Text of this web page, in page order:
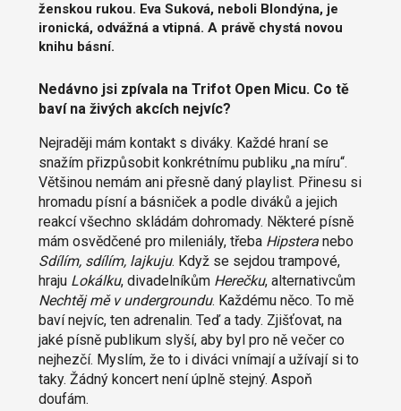
ženskou rukou. Eva Suková, neboli Blondýna, je
ironická, odvážná a vtipná. A právě chystá novou
knihu básní.
Nedávno jsi zpívala na Trifot Open Micu. Co tě
baví na živých akcích nejvíc?
Nejraději mám kontakt s diváky. Každé hraní se
snažím přizpůsobit konkrétnímu publiku „na míru“.
Většinou nemám ani přesně daný playlist. Přinesu si
hromadu písní a básniček a podle diváků a jejich
reakcí všechno skládám dohromady. Některé písně
mám osvědčené pro mileniály, třeba Hipsteranebo
Sdílím, sdílím, lajkuju. Když se sejdou trampové,
hraju Lokálku, divadelníkům Herečku, alternativcům
Nechtěj mě v undergroundu. Každému něco. To mě
baví nejvíc, ten adrenalin. Teď a tady. Zjišťovat, na
jaké písně publikum slyší, aby byl pro ně večer co
nejhezčí. Myslím, že to i diváci vnímají a užívají si to
taky. Žádný koncert není úplně stejný. Aspoň
doufám.